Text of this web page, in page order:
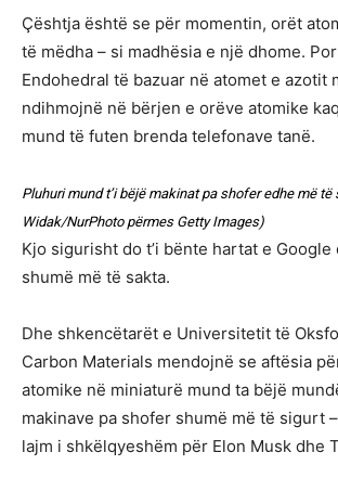
Çështja është se për momentin, orët
të mëdha – si madhësia e një dhome.
Endohedral të bazuar në atomet e azotit
ndihmojnë në bërjen e orëve atomike
mund të futen brenda telefonave tanë.
Pluhuri mund t’i bëjë makinat pa shofer edhe më të
Widak/NurPhoto përmes Getty Images)
Kjo sigurisht do t’i bënte hartat e Google
shumë më të sakta.
Dhe shkencëtarët e Universitetit të
Carbon Materials mendojnë se aftësia
atomike në miniaturë mund ta bëjë
makinave pa shofer shumë më të sigurt
lajm i shkëlqyeshëm për Elon Musk dhe